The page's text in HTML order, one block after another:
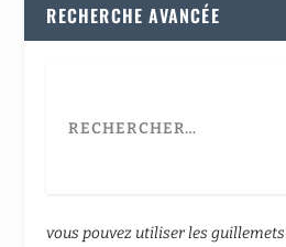
RECHERCHE AVANCÉE
vous pouvez utiliser les